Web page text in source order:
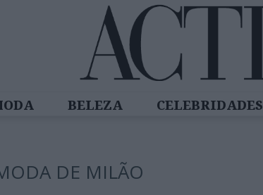
BELEZA CELEBRIDADES
DE MILÃO